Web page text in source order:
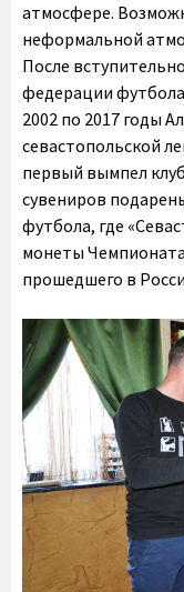
атмосфере.
неформальной
После
федерации
2002 по 2017 годы
севастопольской
первый вымпел
сувениров
футбола, где
монеты
прошедшего в